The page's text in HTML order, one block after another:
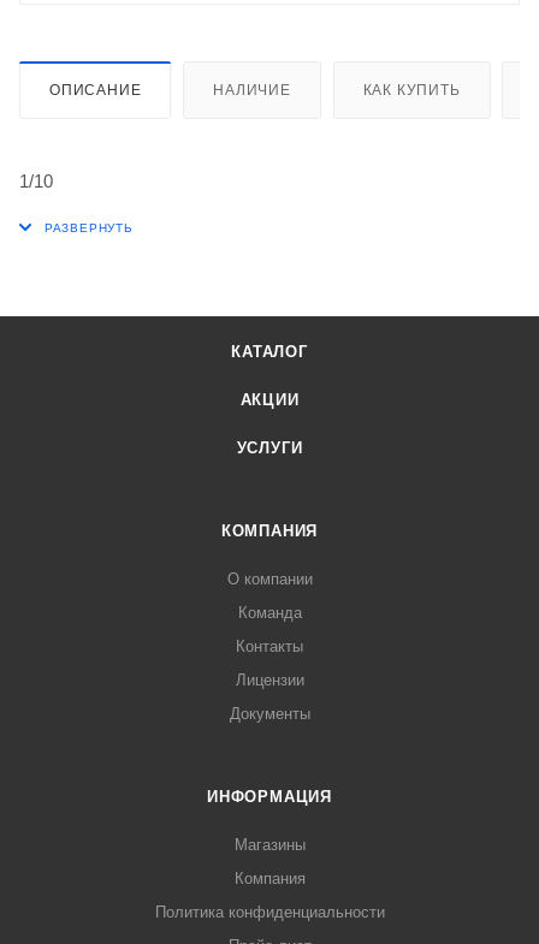
ОПИСАНИЕ НАЛИЧИЕ КАК КУПИТЬ
1/10
КАТАЛОГ
АКЦИИ
УСЛУГИ
КОМПАНИЯ
О компании
Команда
Контакты
Лицензии
Документы
ИНФОРМАЦИЯ
Магазины
Компания
Политика конфиденциальности